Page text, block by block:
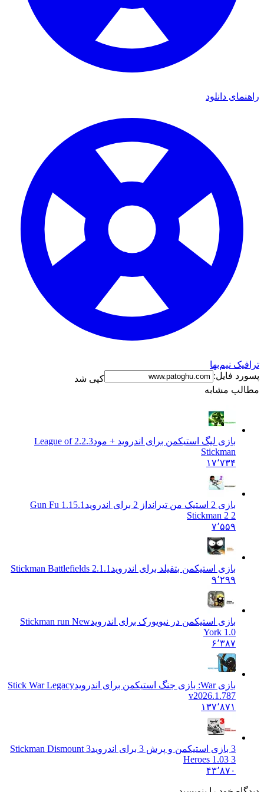
دانلود
نیم‌بها
فایل:
کپی شد
مشابه
بازی لیگ استیکمن برای اندروید + مود
2.2.3 League of
Stickman
۱۷٬۷۳۴
1.15.1 Gun Fu
Stickman 2 2
بازی استیکمن بتفیلد برای اندروید Stickman Battlefields 2.1.1
بازی استیکمن در نیویورک برای اندروید Stickman run New
York 1.0
Stick War Legacy
v2026.1.787
۱۳۷٬۸۷۱
Stickman Dismount 3
Heroes 1.03 3
۴۳٬۸۷۰